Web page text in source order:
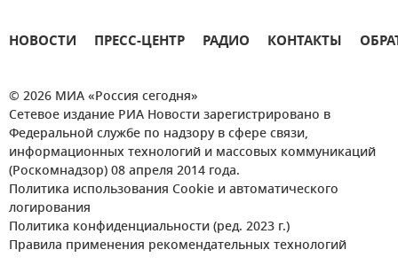
НОВОСТИ ПРЕСС-ЦЕНТР РАДИО КОНТАКТЫ
© 2026 МИА «Россия сегодня»
Сетевое издание РИА Новости зарегистрировано в
Федеральной службе по надзору в сфере связи,
информационных технологий и массовых коммуникаций
(Роскомнадзор) 08 апреля 2014 года.
Политика использования Cookie и автоматического
логирования
Политика конфиденциальности (ред. 2023 г.)
Правила применения рекомендательных технологий